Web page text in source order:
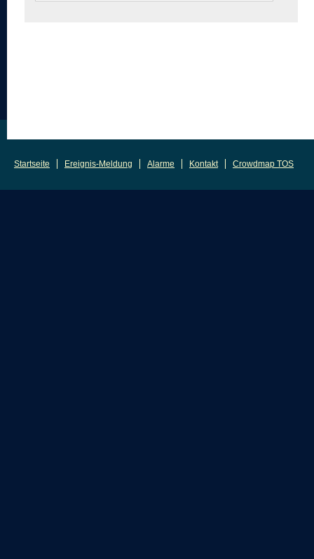
Startseite Ereignis-Meldung Alarme Kontakt Crowdmap TOS